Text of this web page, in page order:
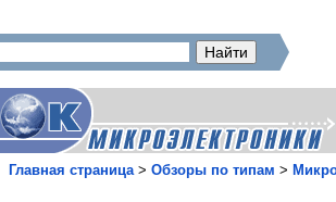
Главная страница> Обзоры по типам >